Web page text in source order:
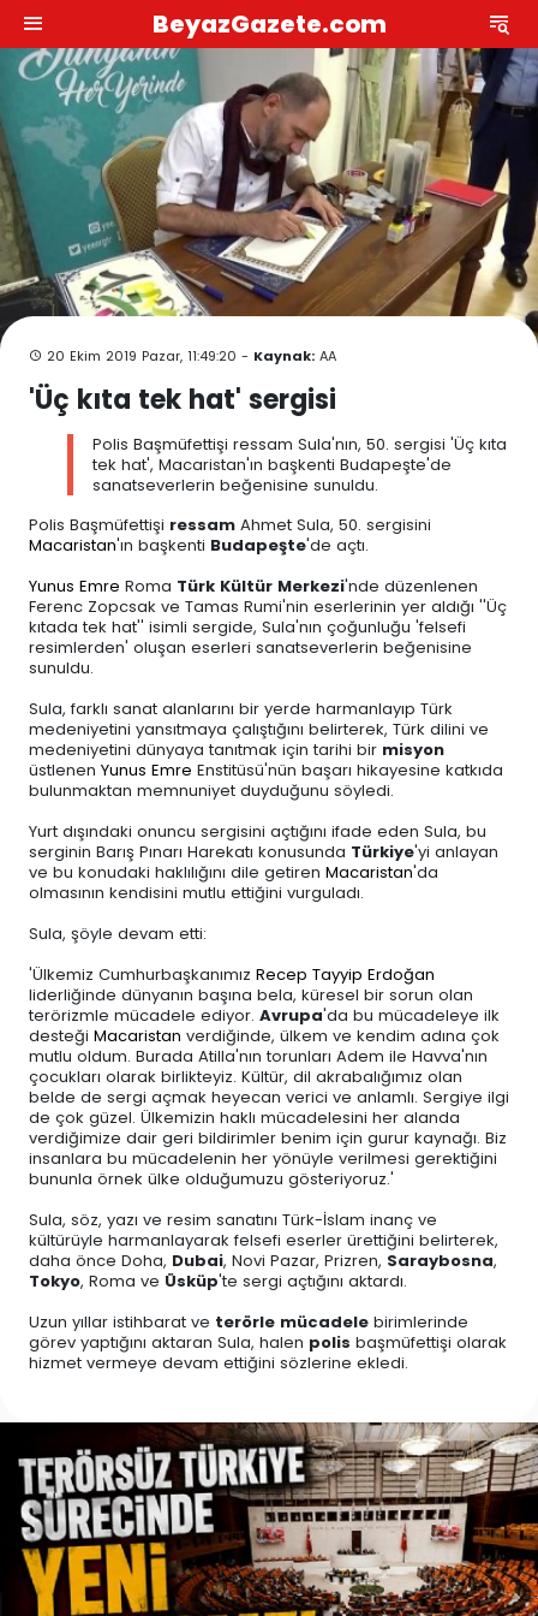
BeyazGazete.com
20 Ekim 2019 Pazar, 11:49:20 - Kaynak: AA
'Üç kıta tek hat' sergisi
Polis Başmüfettişi ressam Sula'nın, 50. sergisi 'Üç kıta
tek hat', Macaristan'ın başkenti Budapeşte'de
sanatseverlerin beğenisine sunuldu.
Polis Başmüfettişi ressam Ahmet Sula, 50. sergisini
Macaristan'ın başkenti Budapeşte'de açtı.
Yunus Emre Roma Türk Kültür Merkezi'nde düzenlenen
Ferenc Zopcsak ve Tamas Rumi'nin eserlerinin yer aldığı ''Üç
kıtada tek hat'' isimli sergide, Sula'nın çoğunluğu 'felsefi
resimlerden' oluşan eserleri sanatseverlerin beğenisine
sunuldu.
Sula, farklı sanat alanlarını bir yerde harmanlayıp Türk
medeniyetini yansıtmaya çalıştığını belirterek, Türk dilini ve
medeniyetini dünyaya tanıtmak için tarihi bir misyon
üstlenen Yunus Emre Enstitüsü'nün başarı hikayesine katkıda
bulunmaktan memnuniyet duyduğunu söyledi.
Yurt dışındaki onuncu sergisini açtığını ifade eden Sula, bu
serginin Barış Pınarı Harekatı konusunda Türkiye'yi anlayan
ve bu konudaki haklılığını dile getiren Macaristan'da
olmasının kendisini mutlu ettiğini vurguladı.
Sula, şöyle devam etti:
'Ülkemiz Cumhurbaşkanımız Recep Tayyip Erdoğan
liderliğinde dünyanın başına bela, küresel bir sorun olan
terörizmle mücadele ediyor. Avrupa'da bu mücadeleye ilk
desteği Macaristan verdiğinde, ülkem ve kendim adına çok
mutlu oldum. Burada Atilla'nın torunları Adem ile Havva'nın
çocukları olarak birlikteyiz. Kültür, dil akrabalığımız olan
belde de sergi açmak heyecan verici ve anlamlı. Sergiye ilgi
de çok güzel. Ülkemizin haklı mücadelesini her alanda
verdiğimize dair geri bildirimler benim için gurur kaynağı. Biz
insanlara bu mücadelenin her yönüyle verilmesi gerektiğini
bununla örnek ülke olduğumuzu gösteriyoruz.'
Sula, söz, yazı ve resim sanatını Türk-İslam inanç ve
kültürüyle harmanlayarak felsefi eserler ürettiğini belirterek,
daha önce Doha, Dubai, Novi Pazar, Prizren, Saraybosna,
Tokyo, Roma ve Üsküp'te sergi açtığını aktardı.
Uzun yıllar istihbarat ve terörle mücadele birimlerinde
görev yaptığını aktaran Sula, halen polis başmüfettişi olarak
hizmet vermeye devam ettiğini sözlerine ekledi.